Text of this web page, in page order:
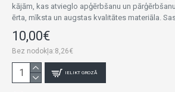
kājām, kas atvieglo apģērbšanu un
ērta, mīksta un augstas kvalitātes materiāla.
10,00€
Bez nodokļa:8,26€
IELIKT GROZĀ